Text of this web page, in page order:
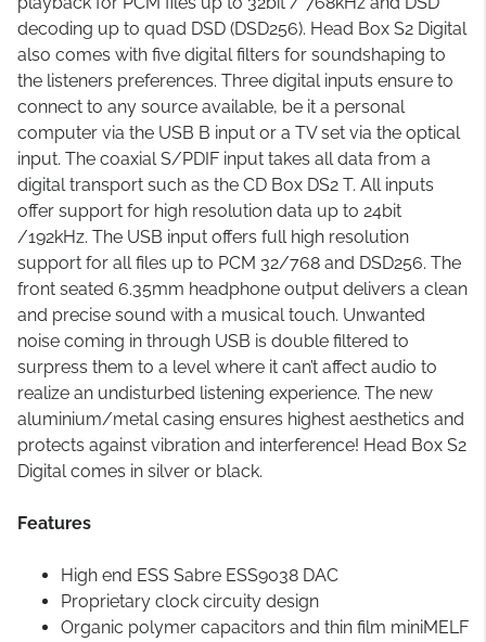
decoding up to quad DSD (DSD256). Head Box S2 Digital
also comes with five digital filters for soundshaping to
the listeners preferences. Three digital inputs ensure to
connect to any source available, be it a personal
computer via the USB B input or a TV set via the optical
input. The coaxial S/PDIF input takes all data from a
digital transport such as the CD Box DS2 T. All inputs
offer support for high resolution data up to 24bit
/192kHz. The USB input offers full high resolution
support for all files up to PCM 32/768 and DSD256. The
front seated 6.35mm headphone output delivers a clean
and precise sound with a musical touch. Unwanted
noise coming in through USB is double filtered to
surpress them to a level where it can’t affect audio to
realize an undisturbed listening experience. The new
aluminium/metal casing ensures highest aesthetics and
protects against vibration and interference! Head Box S2
Digital comes in silver or black.
Features
High end ESS Sabre ESS9038 DAC
Proprietary clock circuity design
Organic polymer capacitors and thin film miniMELF